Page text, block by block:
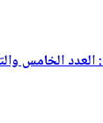
العدد الخامس